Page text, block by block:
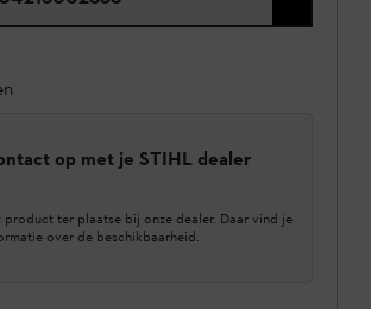
op met je STIHL dealer
ter plaatse bij onze dealer. Daar vind je
over de beschikbaarheid.